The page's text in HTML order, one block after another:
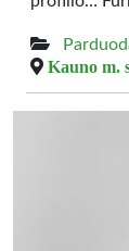
Kauno m.